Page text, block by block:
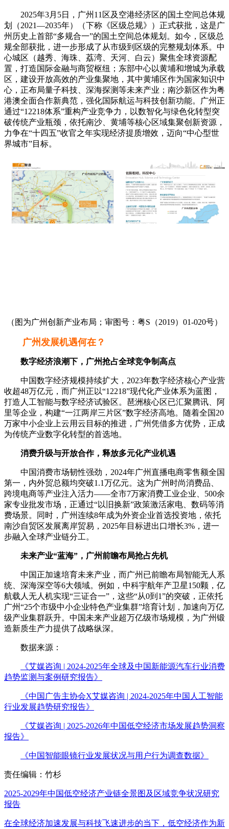
2025年3月5日，广州11区及空港经济区的国土空间总体规
划（2021—2035年）（下称《区级总规》）正式获批，这是广
州历史上首部“多规合一”的国土空间总体规划。如今，区级总
规全部获批，进一步形成了从市级到区级的完整规划体系。中
心城区（越秀、海珠、荔湾、天河、白云）聚焦全球资源配
置，打造国际金融与商贸枢纽；东部中心以黄埔和增城为承载
区，建设开放高效的产业集聚地，其中黄埔区作为国家知识中
心，正布局量子科技、深海探测等未来产业；南沙新区作为粤
港澳全面合作新典范，强化国际航运与科技创新功能。广州正
通过“12218体系”重构产业竞争力，以数智化与绿色化转型突
破传统产业瓶颈，依托南沙、黄埔等核心区域集聚创新资源，
力争在“十四五”收官之年实现经济提质增效，迈向“中心型世
界城市”目标。
（图为广州创新产业布局；审图号：粤S（2019）01-020号）
广州发展机遇何在？
数字经济浪潮下，广州抢占全球竞争制高点
中国数字经济规模持续扩大，2023年数字经济核心产业营
收超48万亿元，而广州正以“12218”现代化产业体系为蓝图，
打造人工智能与数字经济试验区。琶洲核心区已汇聚腾讯、阿
里等企业，构建“一江两岸三片区”数字经济高地。随着全国20
万家中小企业上云用云目标的推进，广州凭借多方优势，正成
为传统产业数字化转型的首选地。
消费升级与开放合作，释放多元化产业机遇
中国消费市场韧性强劲，2024年广州直播电商零售额全国
第一，内外贸总额均突破1.1万亿元。这为广州时尚消费品、
跨境电商等产业注入活力——全市7万家消费工业企业、500余
家专业批发市场，正通过“以旧换新”政策激活家电、数码等消
费场景。同时，广州连续8年成为外资企业首选投资地，依托
南沙自贸区发展离岸贸易，2025年目标进出口增长3%，进一
步融入全球产业链分工。
未来产业“蓝海”，广州前瞻布局抢占先机
中国正加速培育未来产业，而广州已前瞻布局智能无人系
统、深海深空等6大领域。例如，中科宇航年产卫星150颗，亿
航载人无人机实现“三证合一”，这些“从0到1”的突破，正依托
广州“25个市级中小企业特色产业集群”培育计划，加速向万亿
级产业集群跃升。中国未来产业超万亿级市场规模，为广州锻
造新质生产力提供了战略纵深。
数据来源：
《艾媒咨询 | 2024-2025年全球及中国新能源汽车行业消费
趋势监测与案例研究报告》
《中国广告主协会X艾媒咨询 | 2024-2025年中国人工智能
行业发展趋势研究报告》
《艾媒咨询 | 2025-2026年中国低空经济市场发展趋势洞察
报告》
《中国智能眼镜行业发展状况与用户行为调查数据》
责任编辑：竹杉
2025-2029年中国低空经济产业链全景图及区域竞争状况研究
报告
在全球经济加速发展与科技飞速进步的当下，低空经济作为新